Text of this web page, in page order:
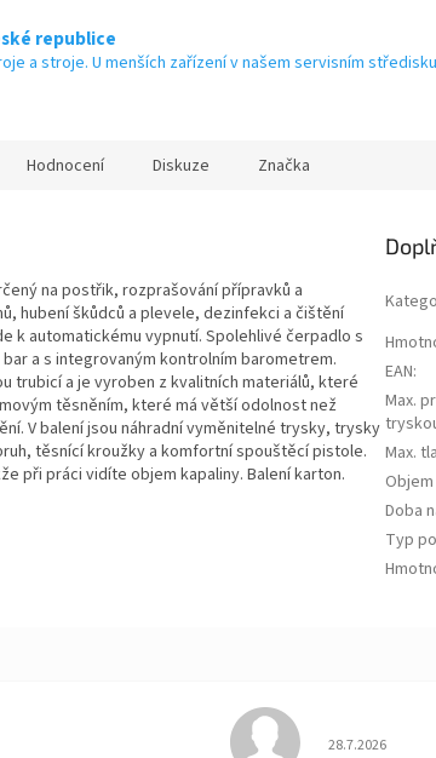
republice
a stroje. U menších zařízení v našem servisním
Hodnocení Diskuze Značka
na postřik, rozprašování přípravků a
hubení škůdců a plevele, dezinfekci a čištění
k automatickému vypnutí. Spolehlivé čerpadlo s
a s integrovaným kontrolním barometrem.
trubicí a je vyroben z kvalitních materiálů, které
těsněním, které má větší odolnost než
V balení jsou náhradní vyměnitelné trysky, trysky
těsnící kroužky a komfortní spouštěcí pistole.
při práci vidíte objem kapaliny. Balení karton.
EAN:
Max.
Max.
Doba
Typ
5 hvězdiček. Hodnocení
28.7.2026